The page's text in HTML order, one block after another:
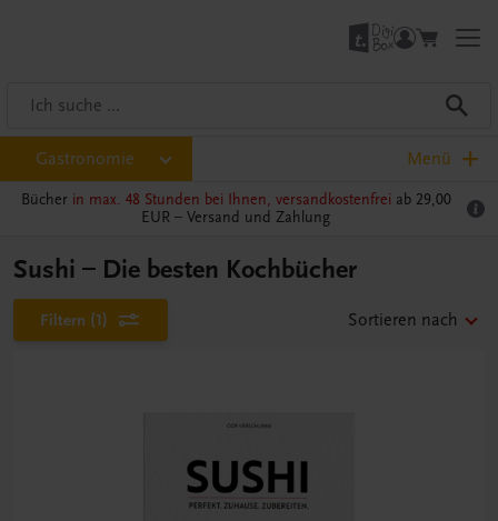
Gastronomie Menü
Bücher in max. 48 Stunden bei Ihnen, versandkostenfrei ab 29,00
EUR – Versand und Zahlung
Sushi – Die besten Kochbücher
Filtern (1) Sortieren nach